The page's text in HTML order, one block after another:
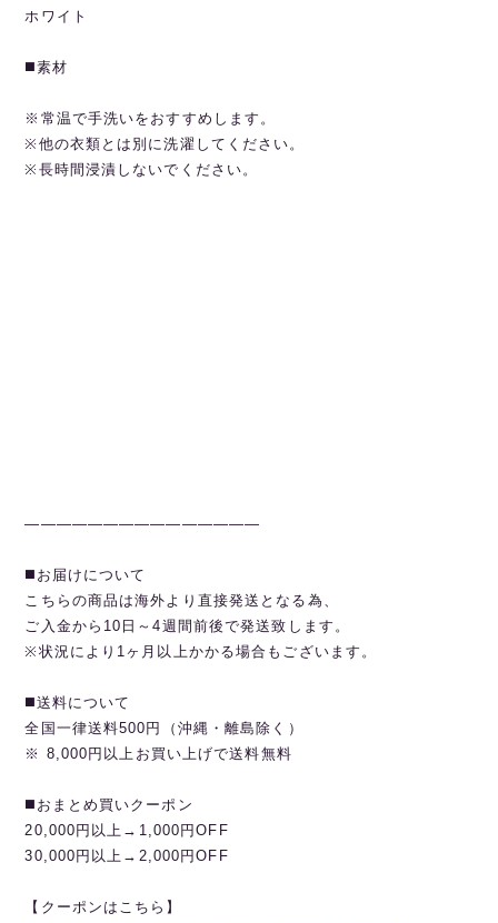
ホワイト
◼️素材
※常温で手洗いをおすすめします。
※他の衣類とは別に洗濯してください。
※長時間浸漬しないでください。
———————————————
◼️お届けについて
こちらの商品は海外より直接発送となる為、
ご入金から10日～4週間前後で発送致します。
※状況により1ヶ月以上かかる場合もございます。
◼️送料について
全国一律送料500円（沖縄・離島除く）
※ 8,000円以上お買い上げで送料無料
◼️おまとめ買いクーポン
20,000円以上→1,000円OFF
30,000円以上→2,000円OFF
【クーポンはこちら】